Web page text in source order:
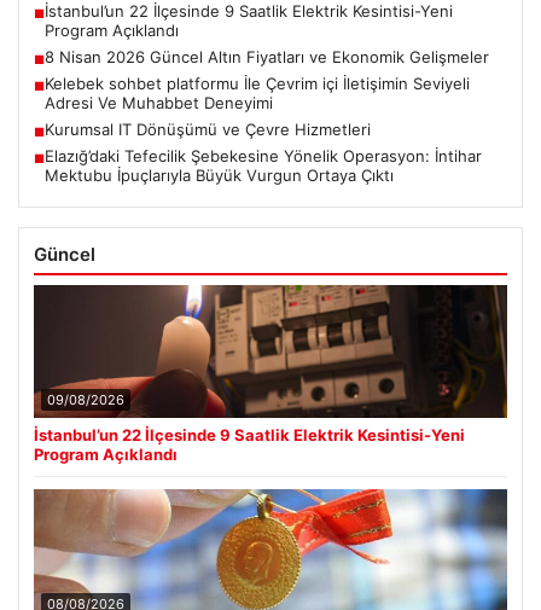
■İstanbul’un 22 İlçesinde 9 Saatlik Elektrik Kesintisi-Yeni
Program Açıklandı
■8 Nisan 2026 Güncel Altın Fiyatları ve Ekonomik Gelişmeler
■Kelebek sohbet platformu İle Çevrim içi İletişimin Seviyeli
Adresi Ve Muhabbet Deneyimi
■Kurumsal IT Dönüşümü ve Çevre Hizmetleri
■Elazığ’daki Tefecilik Şebekesine Yönelik Operasyon: İntihar
Mektubu İpuçlarıyla Büyük Vurgun Ortaya Çıktı
Güncel
09/08/2026
İstanbul’un 22 İlçesinde 9 Saatlik Elektrik Kesintisi-Yeni
Program Açıklandı
08/08/2026